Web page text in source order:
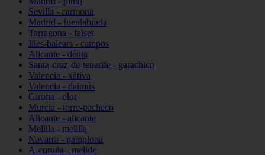
Sevilla - carmona
Madrid - fuenlabrada
Tarragona - falset
Illes-balears - campos
Alicante - dénia
Santa-cruz-de-tenerife - garachico
Valencia - xàtiva
Valencia - daimús
Girona - olot
Murcia - torre-pacheco
Alicante - alicante
Melilla - melilla
Navarra - pamplona
A-coruña - melide